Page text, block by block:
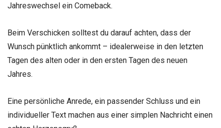
Jahreswechsel ein Comeback.
Beim Verschicken solltest du darauf achten, dass der
Wunsch pünktlich ankommt – idealerweise in den letzten
Tagen des alten oder in den ersten Tagen des neuen
Jahres.
Eine persönliche Anrede, ein passender Schluss und ein
individueller Text machen aus einer simplen Nachricht einen